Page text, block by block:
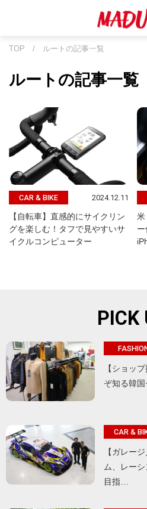
TOP / ルートの記事一覧
ルートの記事一覧
CAR & BIKE 2024.12.11
【自転車】直感的にサイクリン
グを楽しむ！タフで見やすいサ
イクルコンピューター
米
PICK
【ショッ
ぞ知る韓
CAR &
【ガレー
ム、レー
目指…